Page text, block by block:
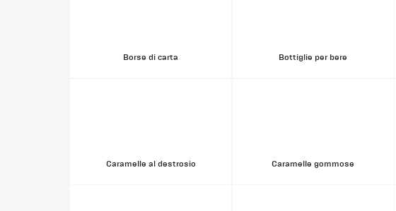
Borse di carta Bottiglie per bere
Caramelle al destrosio Caramelle gommose